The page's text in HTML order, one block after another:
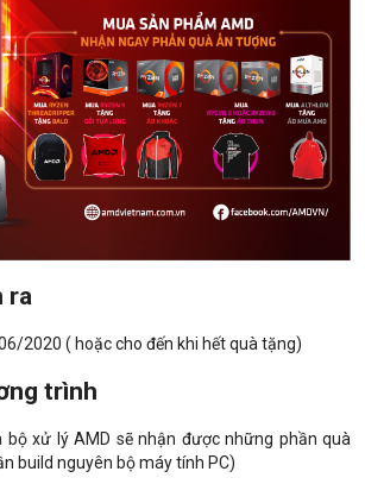
ra
2020 ( hoặc cho đến khi hết quà tặng)
trình
bộ xử lý AMD sẽ nhận được những phần quà
build nguyên bộ máy tính PC)